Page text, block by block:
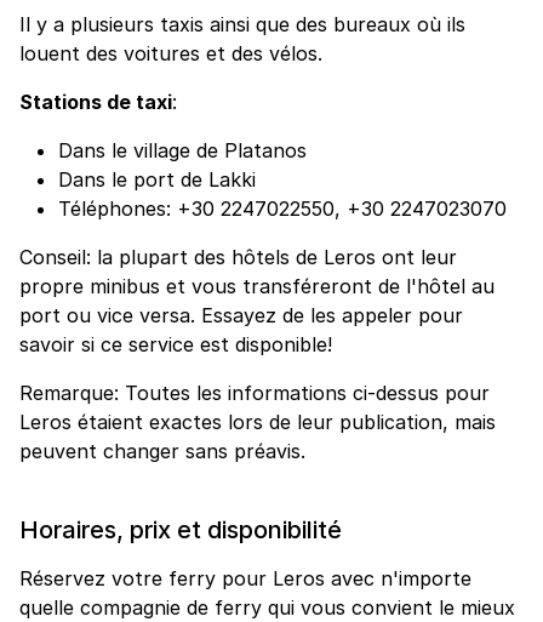
Il y a plusieurs taxis ainsi que des bureaux où ils
louent des voitures et des vélos.
Stations de taxi:
Dans le village de Platanos
Dans le port de Lakki
Téléphones: +30 2247022550, +30 2247023070
Conseil: la plupart des hôtels de Leros ont leur
propre minibus et vous transféreront de l'hôtel au
port ou vice versa. Essayez de les appeler pour
savoir si ce service est disponible!
Remarque: Toutes les informations ci-dessus pour
Leros étaient exactes lors de leur publication, mais
peuvent changer sans préavis.
Horaires, prix et disponibilité
Réservez votre ferry pour Leros avec n'importe
quelle compagnie de ferry qui vous convient le mieux